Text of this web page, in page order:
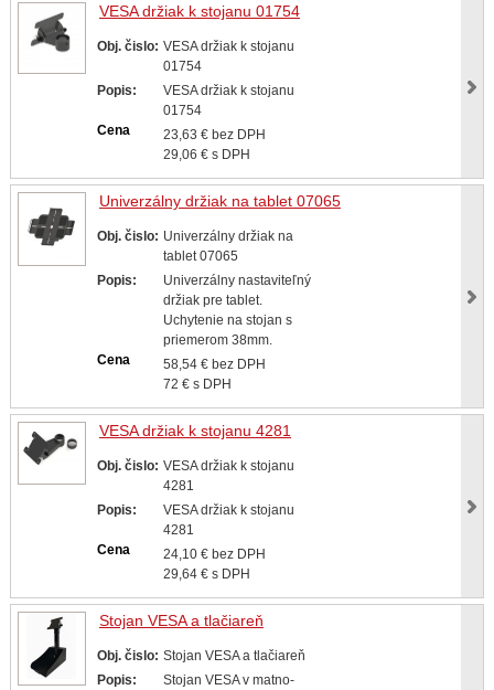
VESA držiak k stojanu 01754
Obj. čislo: VESA držiak k stojanu
01754
Popis:
VESA držiak k stojanu
01754
Cena
23,63 € bez DPH
29,06 € s DPH
Univerzálny držiak na tablet 07065
Obj. čislo: Univerzálny držiak na
tablet 07065
Popis:
Univerzálny nastaviteľný
držiak pre tablet.
Uchytenie na stojan s
priemerom 38mm.
Cena
58,54 € bez DPH
72 € s DPH
VESA držiak k stojanu 4281
Obj. čislo: VESA držiak k stojanu
4281
Popis:
VESA držiak k stojanu
4281
Cena
24,10 € bez DPH
29,64 € s DPH
Stojan VESA a tlačiareň
Obj. čislo: Stojan VESA a tlačiareň
Popis:
Stojan VESA v matno-